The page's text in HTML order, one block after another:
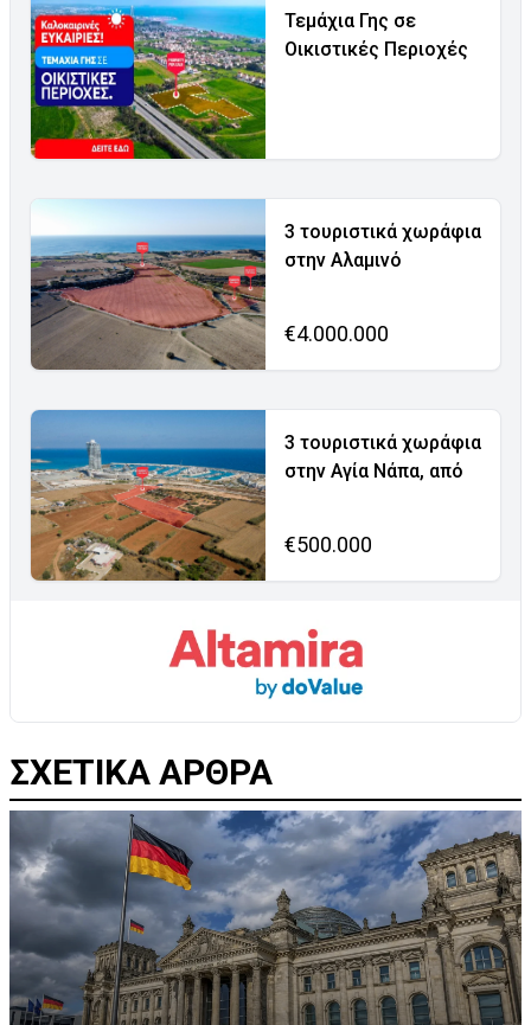
Τεμάχια Γης σε
Οικιστικές Περιοχές
3 τουριστικά χωράφια
στην Αλαμινό
€4.000.000
3 τουριστικά χωράφια
στην Αγία Νάπα, από
€500.000
ΣΧΕΤΙΚΑ ΑΡΘΡΑ